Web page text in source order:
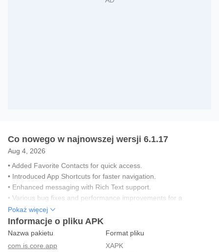
Co nowego w najnowszej wersji 6.1.17
Aug 4, 2026
• Added Favorite Contacts for quick access.
• Introduced App Shortcuts for faster navigation.
• Enhanced messaging with Rich Text support.
• Various bug fixes and performance improvements for a
smoother experience
Pokaż więcej
Informacje o pliku APK
Nazwa pakietu
com.is.core.app
Format pliku
XAPK